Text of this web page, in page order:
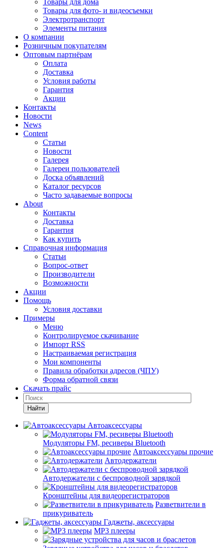
Товары для дома
Товары для фото- и видеосъемки
Электротранспорт
Элементы питания
О компании
Розничным покупателям
Оптовым партнёрам
Оплата
Доставка
Условия работы
Гарантия
Акции
Контакты
Новости
News
Content
Статьи
Новости
Галерея
Галереи пользователей
Доска объявлений
Каталог ресурсов
Часто задаваемые вопросы
About
Контакты
Доставка
Гарантия
Как купить
Справочная информация
Статьи
Вопрос-ответ
Производители
Возможности
Акции
Помощь
Условия доставки
Примеры
Меню
Контролируемое скачивание
Импорт RSS
Настраиваемая регистрация
Мои компоненты
Правила обработки адресов (ЧПУ)
Форма обратной связи
Скачать прайс
Найти
Автоаксессуары
Модуляторы FM, ресиверы Bluetooth
Автоаксессуары прочие
Автодержатели
Автодержатели с беспроводной зарядкой
Кронштейны для видеорегистраторов
Разветвители в
прикуриватель
Гаджеты, аксессуары
MP3 плееры